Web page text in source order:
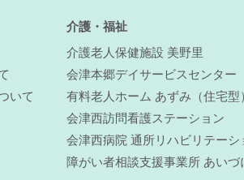
いて
介護・福祉
介護老人保健施設 美野里
会津本郷デイサービスセンター
有料老人ホーム あずみ（住宅型
会津西訪問看護ステーション
会津西病院 通所リハビリテーシ
障がい者相談支援事業所 あいづ